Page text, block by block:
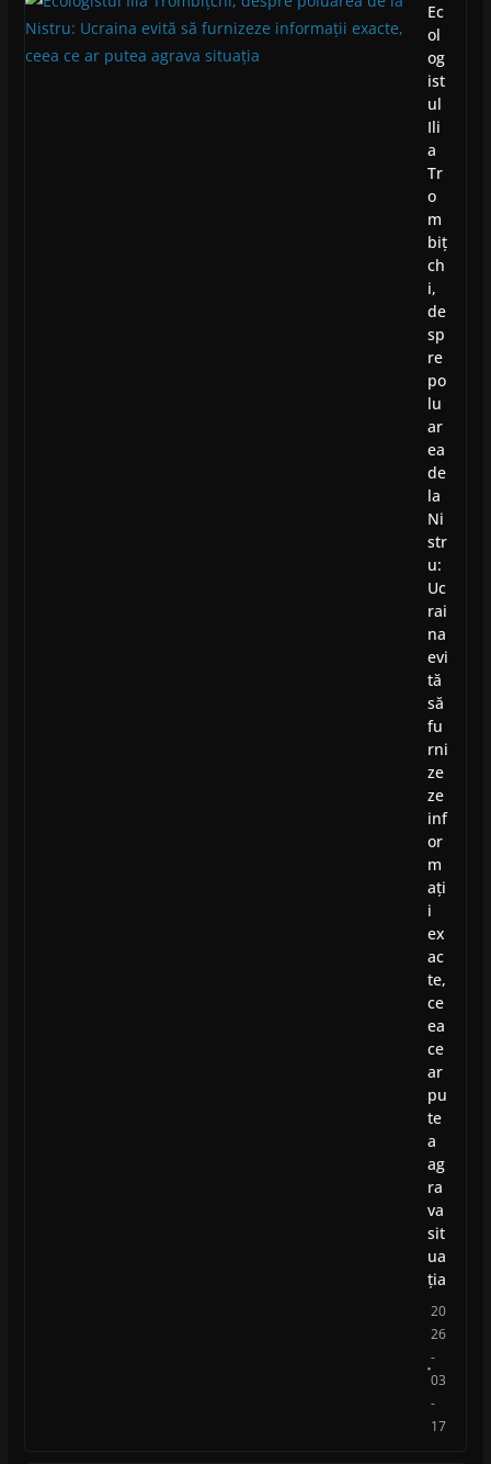
Ec
ol
og
ist
ul
Ili
a
Tr
o
m
biț
ch
i,
de
sp
re
po
lu
ar
ea
de
la
Ni
str
u:
Uc
rai
na
evi
tă
să
fu
rni
ze
ze
inf
or
m
ați
i
ex
ac
te,
ce
ea
ce
ar
pu
te
a
ag
ra
va
sit
ua
ția
20
26
-
03
-
17